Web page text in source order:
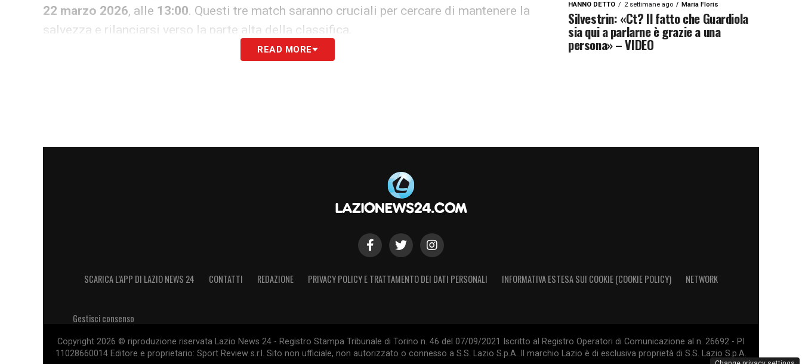
22 marzo 2026, alle 13:00. Questi tre match saranno cruciali per cercare di mantenere la
salvezza e rilanciarsi verso la parte alta della classifica.
READ MORE
HANNO DETTO 2 settimane ago Maria Floris
Silvestrin: «Ct? Il fatto che Guardiola
sia qui a parlarne è grazie a una
persona» – VIDEO
SCARICA L’APP DI LAZIO NEWS 24 CONTATTI REDAZIONE PRIVACY POLICY E TRATTAMENTO DEI DATI PERSONALI INFORMATIVA ESTESA SUI COOKIE (COOKIE POLICY) NETWORK
Gestisci consenso
Copyright 2026 © riproduzione riservata Lazio News 24 - Registro Stampa Tribunale di Torino n. 46 del 07/09/2021 Iscritto al Registro Operatori di Comunicazione al n. 26692 - PI
11028660014 Editore e proprietario: Sport Review s.r.l. Sito non ufficiale, non autorizzato o connesso a S.S. Lazio S.p.A. Il marchio Lazio è di esclusiva proprietà di S.S. Lazio S.p.A.